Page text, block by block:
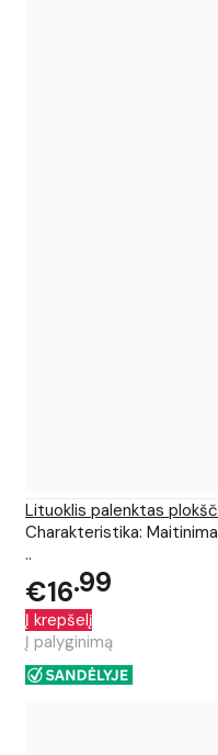
Lituoklis palenktas
Charakteristika:
..
€16 99
Į krepšelį
Į palyginimą